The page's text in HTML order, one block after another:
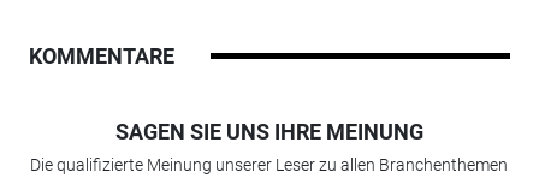
KOMMENTARE
SAGEN SIE UNS IHRE MEINUNG
Die qualifizierte Meinung unserer Leser zu allen Branchenthemen